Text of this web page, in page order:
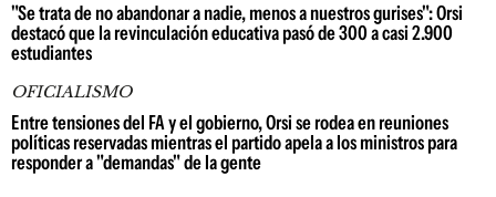
"Se trata de no abandonar a nadie, menos a nuestros gurises": Orsi
destacó que la revinculación educativa pasó de 300 a casi 2.900
estudiantes
OFICIALISMO
Entre tensiones del FA y el gobierno, Orsi se rodea en reuniones
políticas reservadas mientras el partido apela a los ministros para
responder a "demandas" de la gente